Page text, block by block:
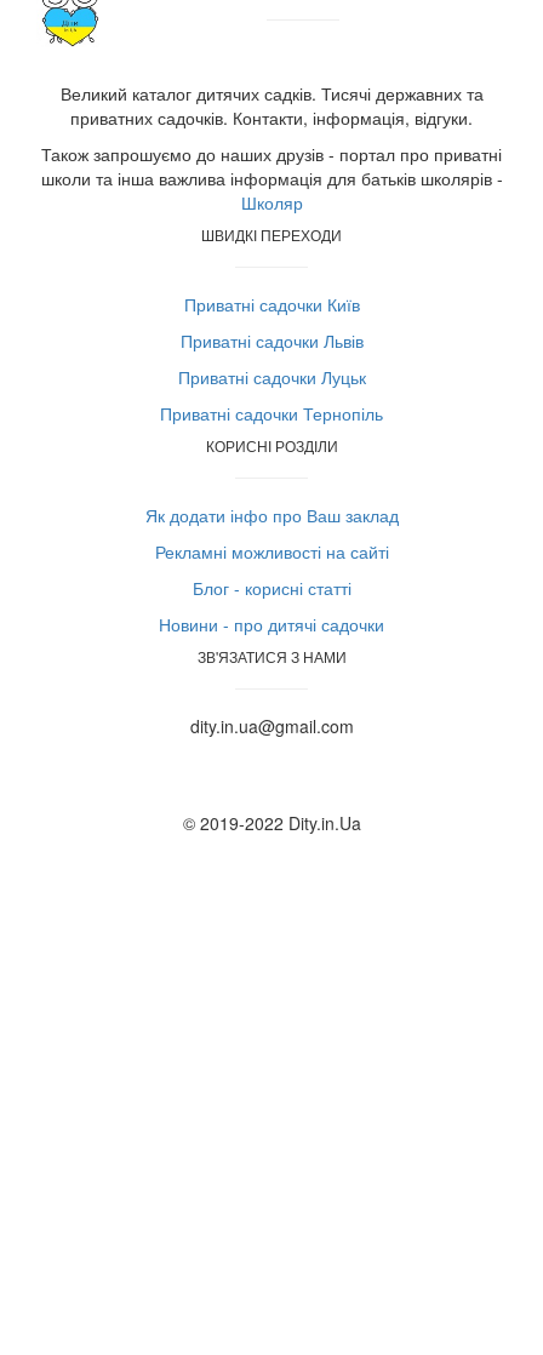
Великий каталог дитячих садків. Тисячі державних та
приватних садочків. Контакти, інформація, відгуки.
Також запрошуємо до наших друзів - портал про приватні
школи та інша важлива інформація для батьків школярів -
Школяр
ШВИДКІ ПЕРЕХОДИ
Приватні садочки Київ
Приватні садочки Львів
Приватні садочки Луцьк
Приватні садочки Тернопіль
КОРИСНІ РОЗДІЛИ
Як додати інфо про Ваш заклад
Рекламні можливості на сайті
Блог - корисні статті
Новини - про дитячі садочки
ЗВ'ЯЗАТИСЯ З НАМИ
dity.in.ua@gmail.com
© 2019-2022 Dity.in.Ua